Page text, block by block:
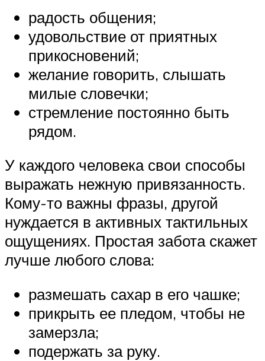
радость общения;
удовольствие от приятных
прикосновений;
желание говорить, слышать
милые словечки;
стремление постоянно быть
рядом.
У каждого человека свои способы
выражать нежную привязанность.
Кому-то важны фразы, другой
нуждается в активных тактильных
ощущениях. Простая забота скажет
лучше любого слова:
размешать сахар в его чашке;
прикрыть ее пледом, чтобы не
замерзла;
подержать за руку.